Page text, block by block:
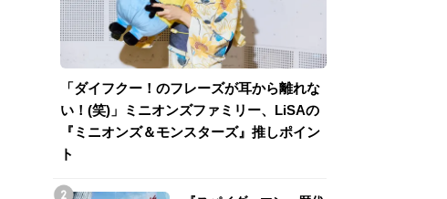
「ダイフクー！のフレーズが耳から離れな
い！(笑)」ミニオンズファミリー、LiSAの
『ミニオンズ＆モンスターズ』推しポイン
ト